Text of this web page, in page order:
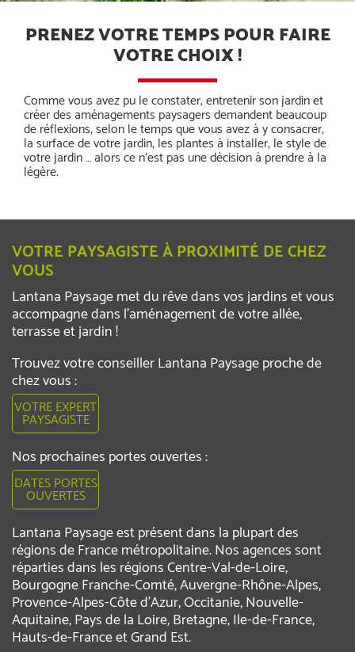
PRENEZ VOTRE TEMPS POUR FAIRE
VOTRE CHOIX !
Comme vous avez pu le constater, entretenir son jardin et
créer des aménagements paysagers demandent beaucoup
de réflexions, selon le temps que vous avez à y consacrer,
la surface de votre jardin, les plantes à installer, le style de
votre jardin … alors ce n’est pas une décision à prendre à la
légère.
VOTRE PAYSAGISTE À PROXIMITÉ DE CHEZ
VOUS
Lantana Paysage met du rêve dans vos jardins et vous
accompagne dans l’aménagement de votre allée,
terrasse et jardin !
Trouvez votre conseiller Lantana Paysage proche de
chez vous :
VOTRE EXPERT
PAYSAGISTE
Nos prochaines portes ouvertes :
DATES PORTES
OUVERTES
Lantana Paysage est présent dans la plupart des
régions de France métropolitaine. Nos agences sont
réparties dans les régions Centre-Val-de-Loire,
Bourgogne Franche-Comté, Auvergne-Rhône-Alpes,
Provence-Alpes-Côte d'Azur, Occitanie, Nouvelle-
Aquitaine, Pays de la Loire, Bretagne, Ile-de-France,
Hauts-de-France et Grand Est.